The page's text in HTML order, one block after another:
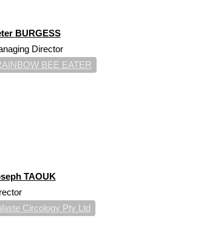
BURGESS
Director
BEE EATER
TAOUK
Circology Pty Ltd